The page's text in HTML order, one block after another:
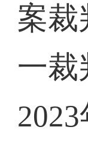
案裁
一裁